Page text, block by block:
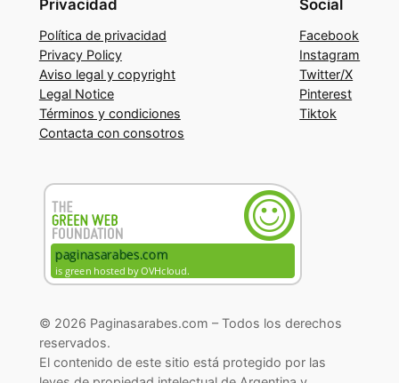
Privacidad
Política de privacidad
Privacy Policy
Aviso legal y copyright
Legal Notice
Términos y condiciones
Contacta con consotros
Social
Facebook
Instagram
Twitter/X
Pinterest
Tiktok
© 2026 Paginasarabes.com – Todos los derechos
reservados.
El contenido de este sitio está protegido por las